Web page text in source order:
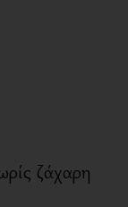
ζάχαρη